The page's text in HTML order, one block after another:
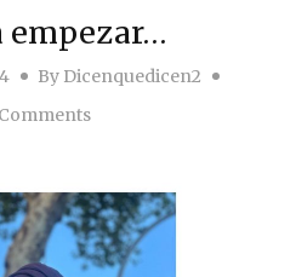
empezar…
By Dicenquedicen2